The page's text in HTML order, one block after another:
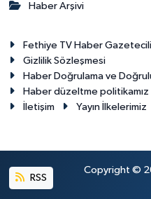
Haber Arşivi
Fethiye TV Haber
Gizlilik Sözleşmesi
Haber Doğrulama ve
Haber düzeltme politikamız
İletişim
Yayın İlkelerimiz
RSS
Copyright ©